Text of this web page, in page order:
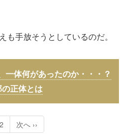
も手放そうとしているのだ。
一体何があったのか・・・？
正体とは
2 次へ ››